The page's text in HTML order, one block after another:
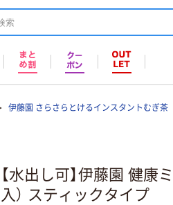
伊藤園 さらさらとけるインスタントむぎ茶
【水出し可】伊藤園 健
入） スティックタイプ